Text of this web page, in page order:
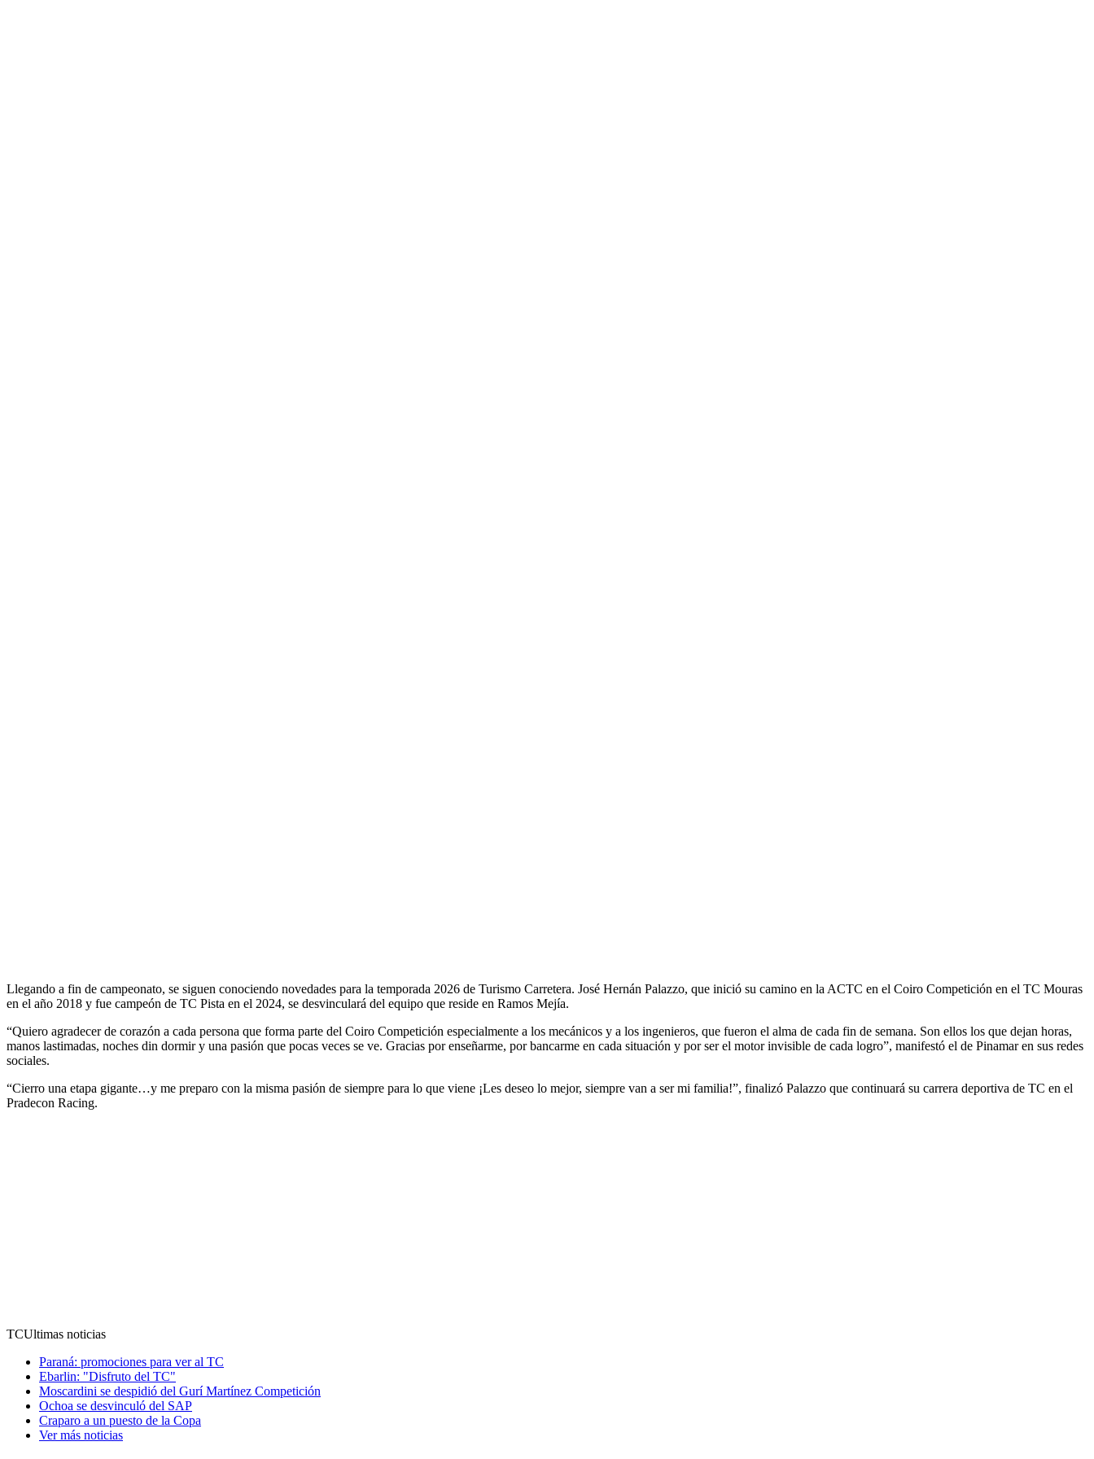
Llegando a fin de campeonato, se siguen conociendo novedades para la temporada 2026 de Turismo Carretera. José Hernán Palazzo, que inició su camino en la ACTC en el Coiro Competición en el TC Mouras
en el año 2018 y fue campeón de TC Pista en el 2024, se desvinculará del equipo que reside en Ramos Mejía.
“Quiero agradecer de corazón a cada persona que forma parte del Coiro Competición especialmente a los mecánicos y a los ingenieros, que fueron el alma de cada fin de semana. Son ellos los que dejan horas,
manos lastimadas, noches din dormir y una pasión que pocas veces se ve. Gracias por enseñarme, por bancarme en cada situación y por ser el motor invisible de cada logro”, manifestó el de Pinamar en sus redes
sociales.
“Cierro una etapa gigante…y me preparo con la misma pasión de siempre para lo que viene ¡Les deseo lo mejor, siempre van a ser mi familia!”, finalizó Palazzo que continuará su carrera deportiva de TC en el
Pradecon Racing.
TCUltimas noticias
Paraná: promociones para ver al TC
Ebarlin: "Disfruto del TC"
Moscardini se despidió del Gurí Martínez Competición
Ochoa se desvinculó del SAP
Craparo a un puesto de la Copa
Ver más noticias